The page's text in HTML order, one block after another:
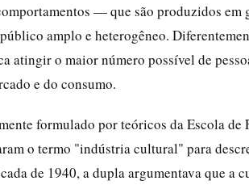
— que são produzidos
amplo e heterogêneo.
atingir o maior número possível de
e do consumo.
formulado por teóricos da Escola
o termo "indústria cultural" para
de 1940, a dupla argumentava que a